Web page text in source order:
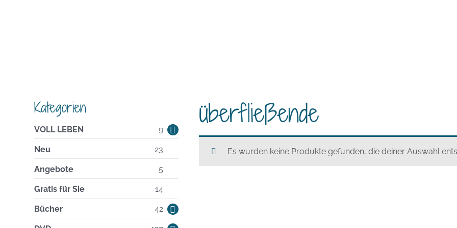
Kategorien
VOLL LEBEN 99
Neu 2323
Angebote 55
Gratis für Sie 1414
Produkte
Bücher 4242
Produkte
überfließende
Es wurden keine Produkte gefunden, die deiner Auswahl